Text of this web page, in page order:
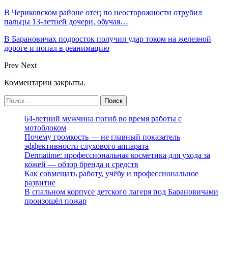
В Чериковском районе отец по неосторожности отрубил
пальцы 13-летней дочери, обучая…
В Барановичах подросток получил удар током на железной
дороге и попал в реанимацию
Prev Next
Комментарии закрыты.
64-летний мужчина погиб во время работы с
мотоблоком
Почему громкость — не главный показатель
эффективности слухового аппарата
Dermatime: профессиональная косметика для ухода за
кожей — обзор бренда и средств
Как совмещать работу, учёбу и профессиональное
развитие
В спальном корпусе детского лагеря под Барановичами
произошёл пожар